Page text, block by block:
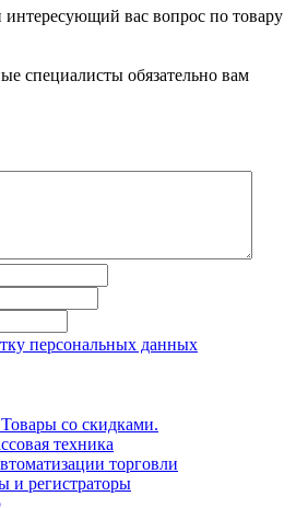
вас вопрос по товару
специалисты обязательно вам
персональных данных
со скидками.
техника
торговли
и регистраторы